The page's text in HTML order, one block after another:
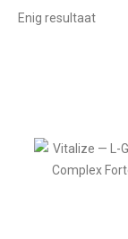
Enig resultaat